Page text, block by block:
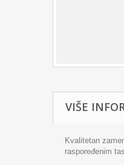
VIŠE
Kvalitetan
raspoređenim